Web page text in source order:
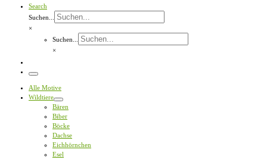
Search
Suchen...
×
Suchen...
×
Menü
Alle Motive
Wildtiere
Bären
Biber
Böcke
Dachse
Eichhörnchen
Esel